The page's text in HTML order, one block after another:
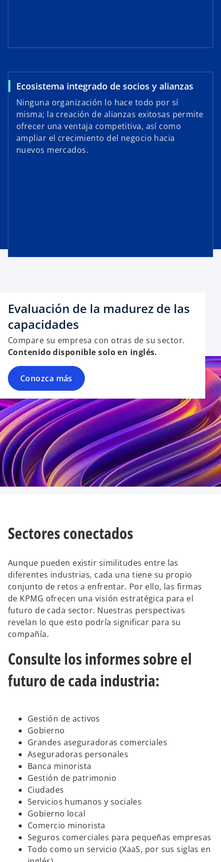
Ecosistema integrado de socios y alianzas
Ninguna organización lo hace todo por sí
misma; la creación de alianzas exitosas permite
ofrecer una ventaja competitiva, así como
ampliar el crecimiento del negocio hacia
nuevos mercados.
Evaluación de la madurez de las
capacidades
Compare su empresa con otras de su sector.
Contenido disponible solo en inglés.
Conozca más
Sectores conectados
Aunque pueden existir similitudes entre las
diferentes industrias, cada una tiene su propio
conjunto de retos a enfrentar. Por ello, las firmas
de KPMG ofrecen una visión estratégica para el
futuro de cada sector. Nuestras perspectivas
revelan lo que esto podría significar para su
compañía.
Consulte los informes sobre el
futuro de cada industria:
Gestión de activos
Gobierno
Grandes aseguradoras comerciales
Aseguradoras personales
Banca minorista
Gestión de patrimonio
Ciudades
Servicios humanos y sociales
Gobierno local
Comercio minorista
Seguros comerciales para pequeñas empresas
Todo como un servicio (XaaS, por sus siglas en